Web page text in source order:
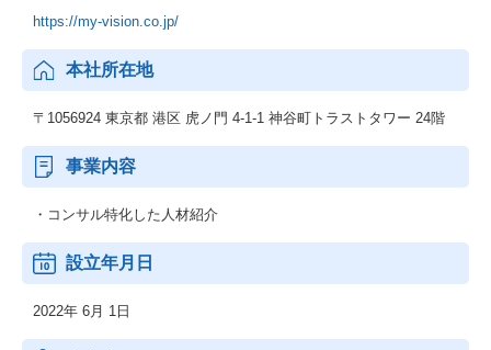
https://my-vision.co.jp/
本社所在地
〒1056924 東京都 港区 虎ノ門 4-1-1 神谷町トラストタワー 24階
事業内容
・コンサル特化した人材紹介
設立年月日
2022年 6月 1日